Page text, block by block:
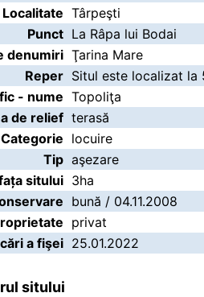
Localitate Târpeşti
Punct La Râpa lui Bodai
denumiri Ţarina Mare
Reper Situl este localizat la
- nume Topoliţa
de relief terasă
Categorie locuire
Tip aşezare
sitului 3ha
bună / 04.11.2008
privat
a fişei 25.01.2022
sitului